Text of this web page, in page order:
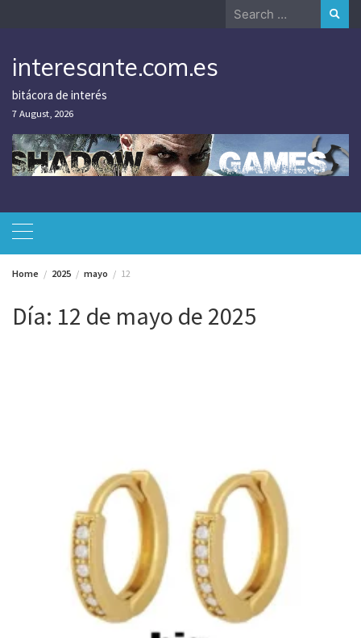
Search
interesante.com.es
bitácora de interés
7 August, 2026
Home 2025 mayo 12
Día: 12 de mayo de 2025